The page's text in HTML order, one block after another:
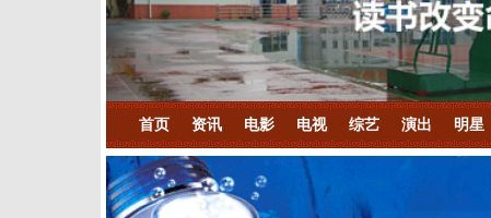
首页 资讯 电影 电视 综艺 演出 明星